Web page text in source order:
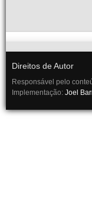
Direitos de Autor
Responsável pelo
Implementação: Joel